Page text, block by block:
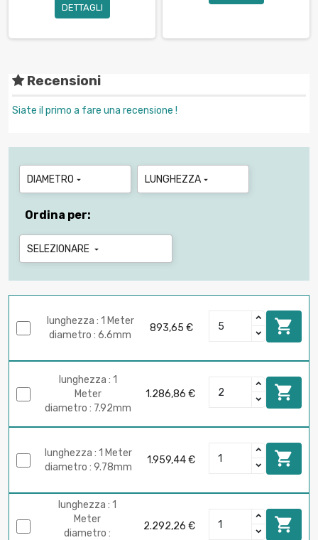
DETTAGLI
Recensioni
Siate il primo a fare una recensione !
DIAMETRO  LUNGHEZZA 
Ordina per:
SELEZIONARE 
lunghezza : 1 Meter
diametro : 6.6mm
893,65 € 
lunghezza : 1
Meter
diametro : 7.92mm
1.286,86 € 
lunghezza : 1 Meter
diametro : 9.78mm
1.959,44 € 
lunghezza : 1
Meter
diametro :
2.292,26 € 